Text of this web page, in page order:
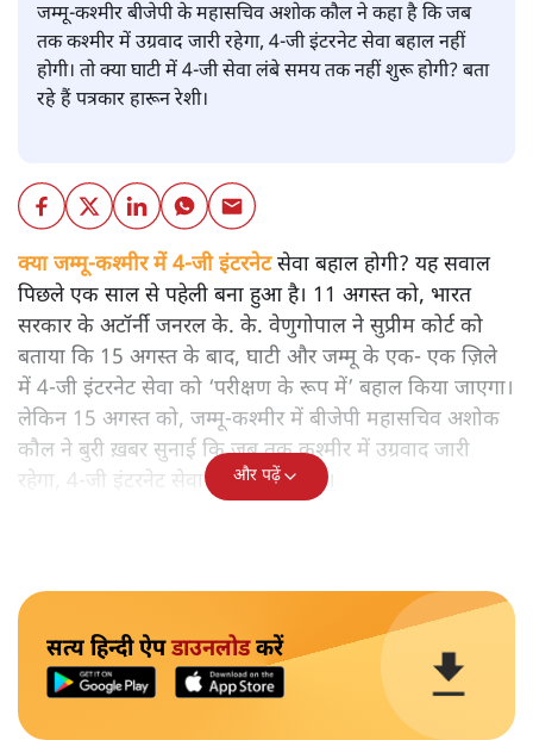
जम्मू-कश्मीर बीजेपी के महासचिव अशोक कौल ने कहा है कि जब
तक कश्मीर में उग्रवाद जारी रहेगा, 4-जी इंटरनेट सेवा बहाल नहीं
होगी। तो क्या घाटी में 4-जी सेवा लंबे समय तक नहीं शुरू होगी? बता
रहे हैं पत्रकार हारून रेशी।
क्या जम्मू-कश्मीर में 4-जी इंटरनेटसेवा बहाल होगी? यह सवाल
पिछले एक साल से पहेली बना हुआ है। 11 अगस्त को, भारत
सरकार के अटॉर्नी जनरल के. के. वेणुगोपाल ने सुप्रीम कोर्ट को
बताया कि 15 अगस्त के बाद, घाटी और जम्मू के एक- एक ज़िले
में 4-जी इंटरनेट सेवा को ‘परीक्षण के रूप में’ बहाल किया जाएगा।
लेकिन 15 अगस्त को, जम्मू-कश्मीर में बीजेपी महासचिव अशोक
कौल ने बुरी ख़बर सुनाई कि जब तक कश्मीर में उग्रवाद जारी
रहेगा, 4-जी इंटरनेट सेवा बहाल नहीं होगी।
और पढ़ें
सत्य हिन्दी ऐपडाउनलोडकरें